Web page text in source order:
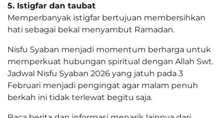
5. Istigfar dan taubat
Memperbanyak istigfar bertujuan membersihkan
hati sebagai bekal menyambut Ramadan.
Nisfu Syaban menjadi momentum berharga untuk
memperkuat hubungan spiritual dengan Allah Swt.
Jadwal Nisfu Syaban 2026 yang jatuh pada 3
Februari menjadi pengingat agar malam penuh
berkah ini tidak terlewat begitu saja.